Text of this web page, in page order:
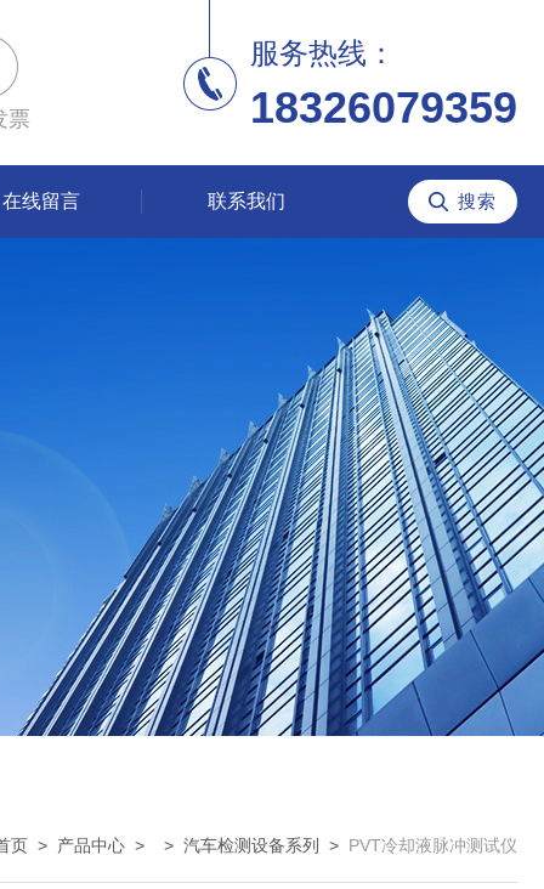
票
服务热线：
18326079359
在线留言 联系我们
页 > 产品中心 > > 汽车检测设备系列 > PVT冷却液脉冲测试仪